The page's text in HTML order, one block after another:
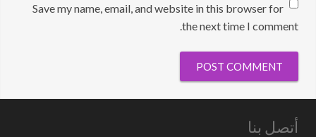
Save my name, email, and website in this browser for
the next time I comment.
أتصل بنا